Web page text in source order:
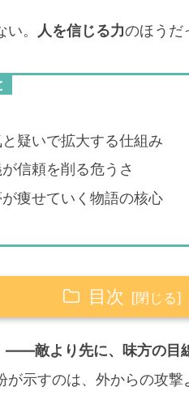
。 人を信じる力のほうだ
疑いで拡大する仕組み
信頼を削る危うさ
痩せていく物語の核心
目次
――敵より先に、味方の目
が示すのは、外からの攻